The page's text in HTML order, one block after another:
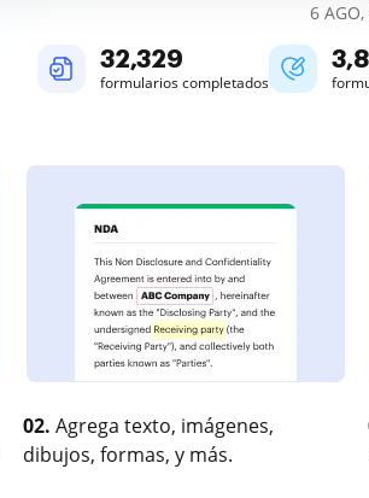
6
32,330
formularios completados
02. Agrega texto, imágenes,
dibujos, formas, y más.